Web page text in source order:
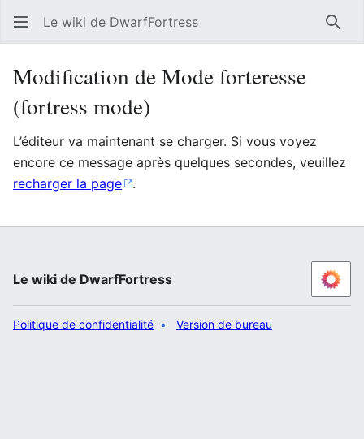
Le wiki de DwarfFortress
Modification de Mode forteresse
(fortress mode)
L’éditeur va maintenant se charger. Si vous voyez
encore ce message après quelques secondes, veuillez
recharger la page
.
Le wiki de DwarfFortress
Politique de confidentialité Version de bureau